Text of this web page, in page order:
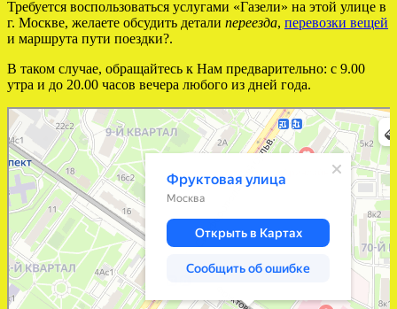
Требуется воспользоваться услугами «Газели» на этой улице в
г. Москве, желаете обсудить детали переезда, перевозки вещей
и маршрута пути поездки?.
В таком случае, обращайтесь к Нам предварительно: с 9.00
утра и до 20.00 часов вечера любого из дней года.
Москва
Фруктовая улица — Яндекс Карты